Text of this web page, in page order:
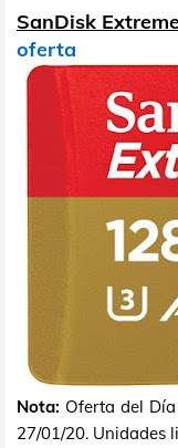
SanDisk
oferta
Nota: Oferta del
27/01/20. Unidades